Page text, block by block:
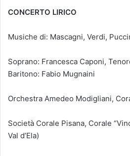
CONCERTO LIRICO
Musiche di: Mascagni, Verdi,
Soprano: Francesca Caponi,
Baritono: Fabio Mugnaini
Orchestra Amedeo Modigliani,
Società Corale Pisana, Corale
Val d’Ela)